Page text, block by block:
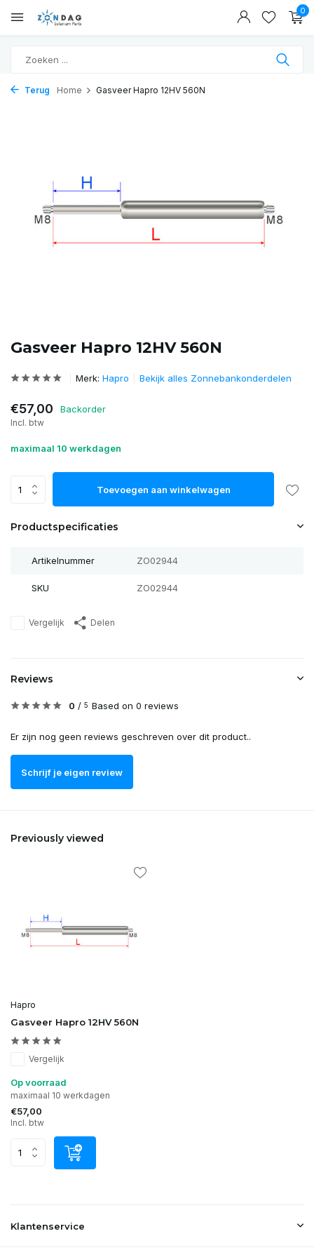
0
Terug Home Gasveer Hapro 12HV 560N
Gasveer Hapro 12HV 560N
Merk: Hapro Bekijk alles Zonnebankonderdelen
€57,00 Backorder
Incl. btw
maximaal 10 werkdagen
Toevoegen aan winkelwagen
Productspecificaties
Artikelnummer ZO02944
SKU ZO02944
Vergelijk Delen
Reviews
0 / 5 Based on 0 reviews
Er zijn nog geen reviews geschreven over dit product..
Schrijf je eigen review
Previously viewed
Hapro
Gasveer Hapro 12HV 560N
Vergelijk
Op voorraad
maximaal 10 werkdagen
€57,00
Incl. btw
Klantenservice